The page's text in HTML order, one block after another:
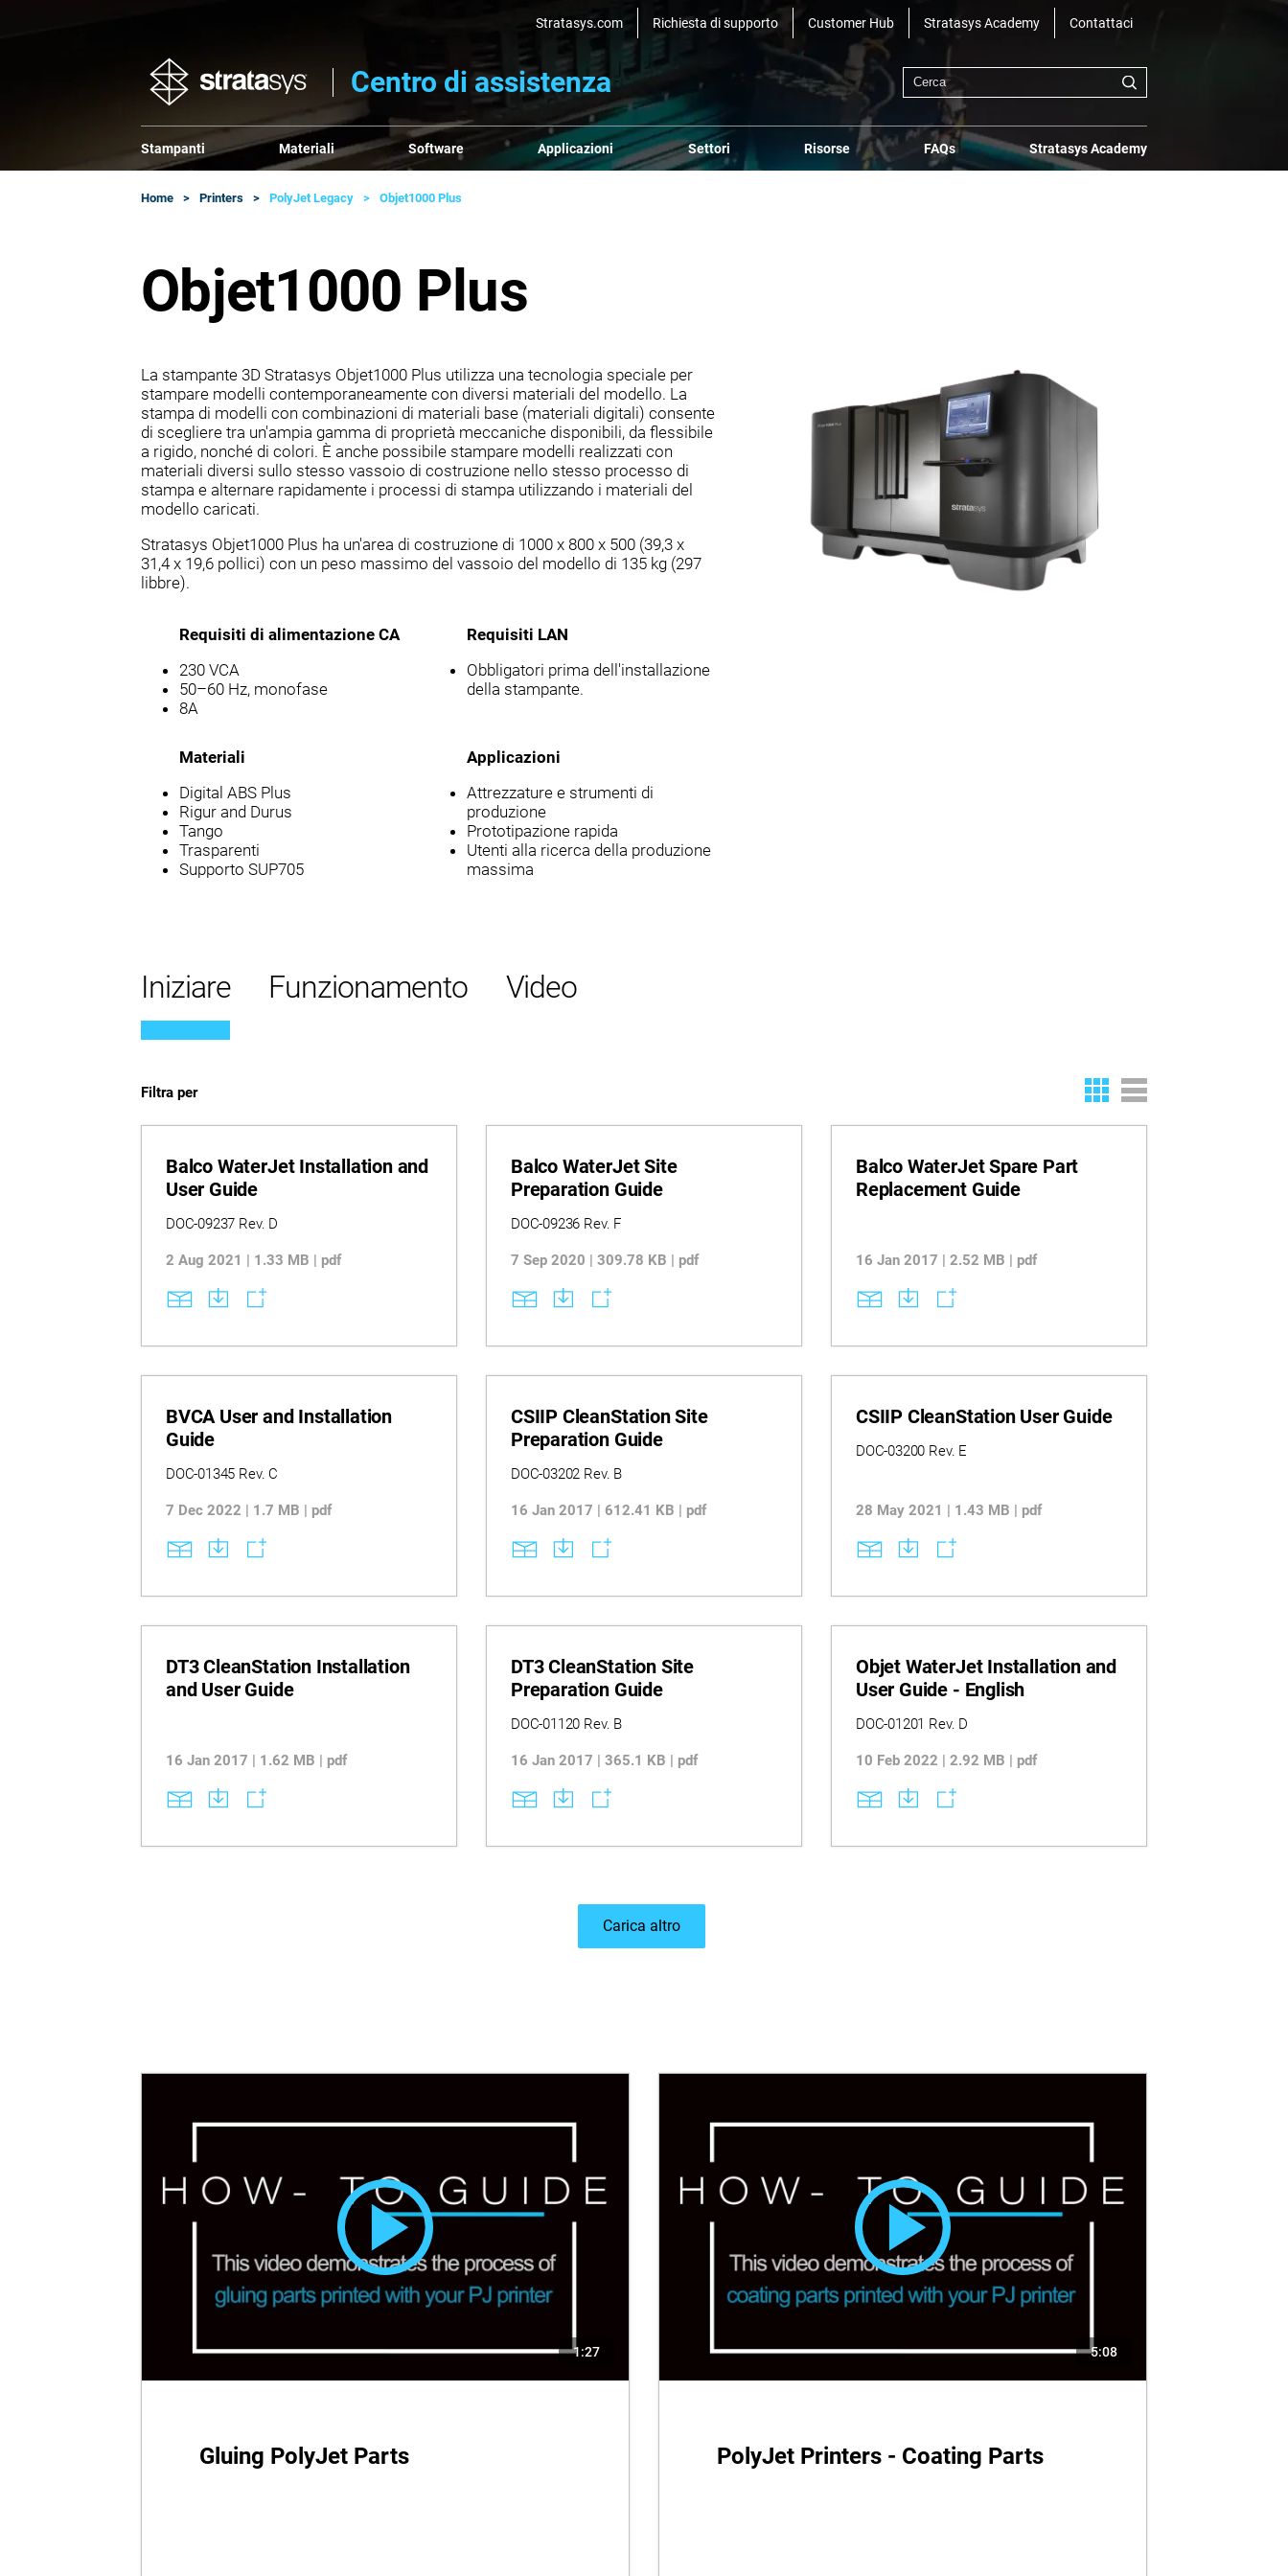
Stratasys.com Richiesta di supporto Customer Hub Stratasys Academy Contattaci
Centro di assistenza
Stampanti Materiali Software Applicazioni Settori Risorse FAQs Stratasys Academy
Home Printers PolyJet Legacy Objet1000 Plus
Objet1000 Plus
La stampante 3D Stratasys Objet1000 Plus utilizza una tecnologia speciale per
stampare modelli contemporaneamente con diversi materiali del modello. La
stampa di modelli con combinazioni di materiali base (materiali digitali) consente
di scegliere tra un'ampia gamma di proprietà meccaniche disponibili, da flessibile
a rigido, nonché di colori. È anche possibile stampare modelli realizzati con
materiali diversi sullo stesso vassoio di costruzione nello stesso processo di
stampa e alternare rapidamente i processi di stampa utilizzando i materiali del
modello caricati.
Stratasys Objet1000 Plus ha un'area di costruzione di 1000 x 800 x 500 (39,3 x
31,4 x 19,6 pollici) con un peso massimo del vassoio del modello di 135 kg (297
libbre).
Requisiti di alimentazione CA
230 VCA
50–60 Hz, monofase
8A
Requisiti LAN
Obbligatori prima dell'installazione
della stampante.
Materiali
Digital ABS Plus
Rigur and Durus
Tango
Trasparenti
Supporto SUP705
Applicazioni
Attrezzature e strumenti di
produzione
Prototipazione rapida
Utenti alla ricerca della produzione
massima
Iniziare Funzionamento Video
Filtra per
Balco WaterJet Installation and
User Guide
DOC-09237 Rev. D
2 Aug 2021 | 1.33 MB | pdf
Balco WaterJet Site
Preparation Guide
DOC-09236 Rev. F
7 Sep 2020 | 309.78 KB | pdf
Balco WaterJet Spare Part
Replacement Guide
16 Jan 2017 | 2.52 MB | pdf
BVCA User and Installation
Guide
DOC-01345 Rev. C
7 Dec 2022 | 1.7 MB | pdf
CSIIP CleanStation Site
Preparation Guide
DOC-03202 Rev. B
16 Jan 2017 | 612.41 KB | pdf
CSIIP CleanStation User Guide
DOC-03200 Rev. E
28 May 2021 | 1.43 MB | pdf
DT3 CleanStation Installation
and User Guide
16 Jan 2017 | 1.62 MB | pdf
DT3 CleanStation Site
Preparation Guide
DOC-01120 Rev. B
16 Jan 2017 | 365.1 KB | pdf
Objet WaterJet Installation and
User Guide - English
DOC-01201 Rev. D
10 Feb 2022 | 2.92 MB | pdf
Carica altro
1:27
Gluing PolyJet Parts
5:08
PolyJet Printers - Coating Parts